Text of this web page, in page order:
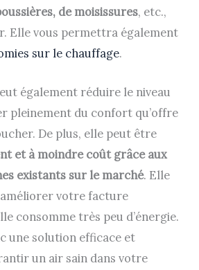
de moisissures, etc.,
Elle vous permettra également
sur le chauffage.
également réduire le niveau
pleinement du confort qu’offre
De plus, elle peut être
et à moindre coût grâce aux
existants sur le marché. Elle
votre facture
consomme très peu d’énergie.
une solution efficace et
un air sain dans votre